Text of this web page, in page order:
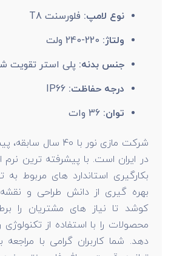
نوع لامپ: فلورسنت T8
ولتاژ:
جنس بدنه: پلی استر تقویت
درجه حفاظت: IP66
توان: 36 وات
شرکت مازی نور با 40
در ایران است. با پیشرفته ترین نرم
بکارگیری استاندارد های مربوط به
بهره گیری از دانش طراحی و
کوشد تا نیاز های مشتریان را
محصولات را با استفاده از
دهد. شما کاربران گرامی با